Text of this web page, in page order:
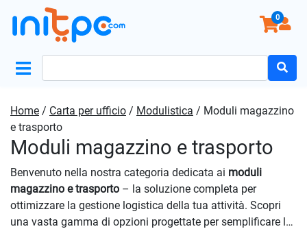
0
Home / Carta per ufficio / Modulistica / Moduli magazzino
e trasporto
Moduli magazzino e trasporto
Benvenuto nella nostra categoria dedicata ai moduli
magazzino e trasporto – la soluzione completa per
ottimizzare la gestione logistica della tua attività. Scopri
una vasta gamma di opzioni progettate per semplificare la